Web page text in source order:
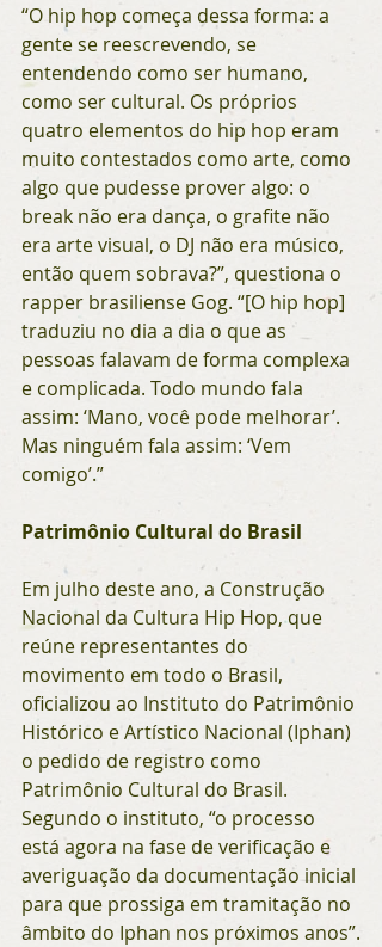
“O hip hop começa dessa forma: a
gente se reescrevendo, se
entendendo como ser humano,
como ser cultural. Os próprios
quatro elementos do hip hop eram
muito contestados como arte, como
algo que pudesse prover algo: o
break não era dança, o grafite não
era arte visual, o DJ não era músico,
então quem sobrava?”, questiona o
rapper brasiliense Gog. “[O hip hop]
traduziu no dia a dia o que as
pessoas falavam de forma complexa
e complicada. Todo mundo fala
assim: ‘Mano, você pode melhorar’.
Mas ninguém fala assim: ‘Vem
comigo’.”
Patrimônio Cultural do Brasil
Em julho deste ano, a Construção
Nacional da Cultura Hip Hop, que
reúne representantes do
movimento em todo o Brasil,
oficializou ao Instituto do Patrimônio
Histórico e Artístico Nacional (Iphan)
o pedido de registro como
Patrimônio Cultural do Brasil.
Segundo o instituto, “o processo
está agora na fase de verificação e
averiguação da documentação inicial
para que prossiga em tramitação no
âmbito do Iphan nos próximos anos”.